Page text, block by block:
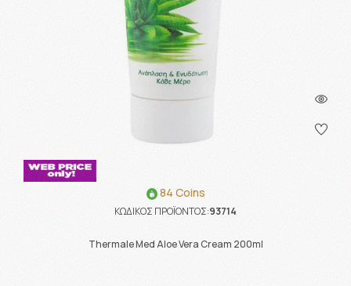
84 Coins
ΚΩΔΙΚΟΣ ΠΡΟΪΟΝΤΟΣ:93714
Thermale Med Aloe Vera Cream 200ml